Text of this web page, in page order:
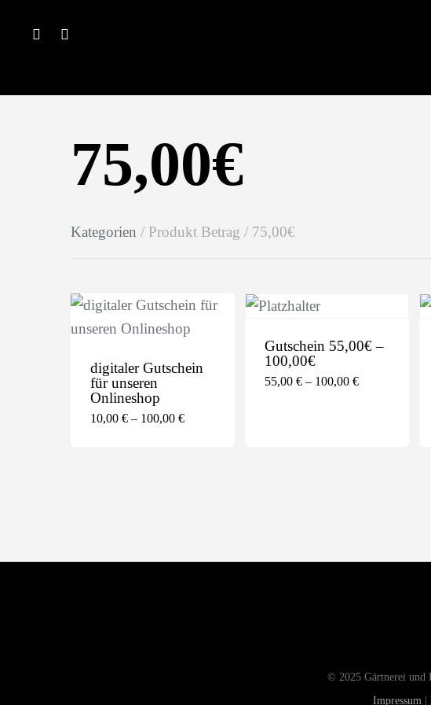
Hit enter to search or ESC to close
75,00€
Kategorien / Produkt Betrag / 75,00€
digitaler Gutschein
für unseren
Onlineshop
10,00 € – 100,00 €
Gutschein 55,00€ –
100,00€
55,00€ – 100,00€
Glashaus Stadtlauringen
97488, Schweinfurter Str. 20
09724 510
© 2025 Gärtnerei und
Impressum |